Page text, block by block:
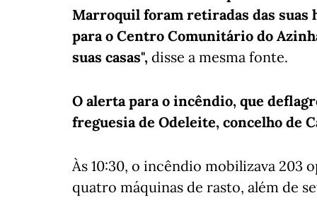
Marroquil foram retiradas das suas
para o Centro Comunitário do
suas casas", disse a mesma fonte.
O alerta para o incêndio, que
freguesia de Odeleite, concelho de
Às 10:30, o incêndio mobilizava 203
quatro máquinas de rasto, além de